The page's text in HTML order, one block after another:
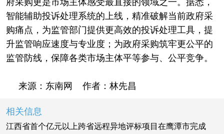
智能辅助投诉处理系统的上线，精准破解当前政府采
购痛点，为监管部门提供更高效的投诉处理工具，提
升监管响应速度与专业度；为政府采购筑牢更公平的
监管防线，保障各类市场主体平等参与、公平竞争。
来源：东南网 作者：林先昌
相关信息
江西省首个亿元以上跨省远程异地评标项目在鹰潭市完成